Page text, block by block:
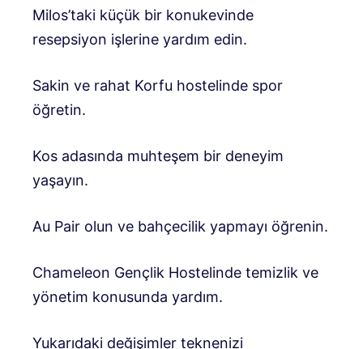
Milos’taki küçük bir konukevinde
resepsiyon işlerine yardım edin.
Sakin ve rahat Korfu hostelinde spor
öğretin.
Kos adasında muhteşem bir deneyim
yaşayın.
Au Pair olun ve bahçecilik yapmayı öğrenin.
Chameleon Gençlik Hostelinde temizlik ve
yönetim konusunda yardım.
Yukarıdaki değişimler teknenizi